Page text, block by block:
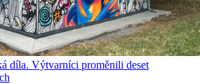
díla. Výtvarníci proměnili deset